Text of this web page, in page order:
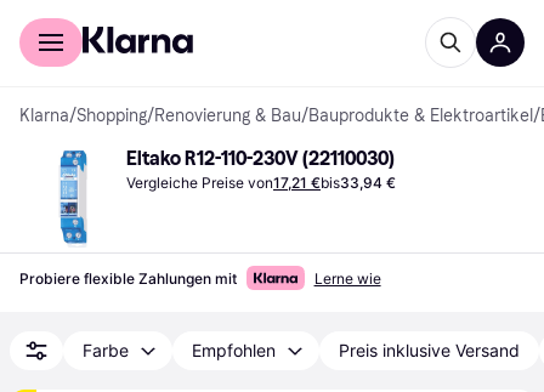
Für Shopper
Klarna/Shopping/Renovierung & Bau/Bauprodukte & Elektroartikel /
Eltako R12-110-230V (22110030)
Vergleiche Preise von17,21 €bis33,94 €
Probiere flexible Zahlungen mit Lerne wie
Farbe Empfohlen Preis inklusive Versand